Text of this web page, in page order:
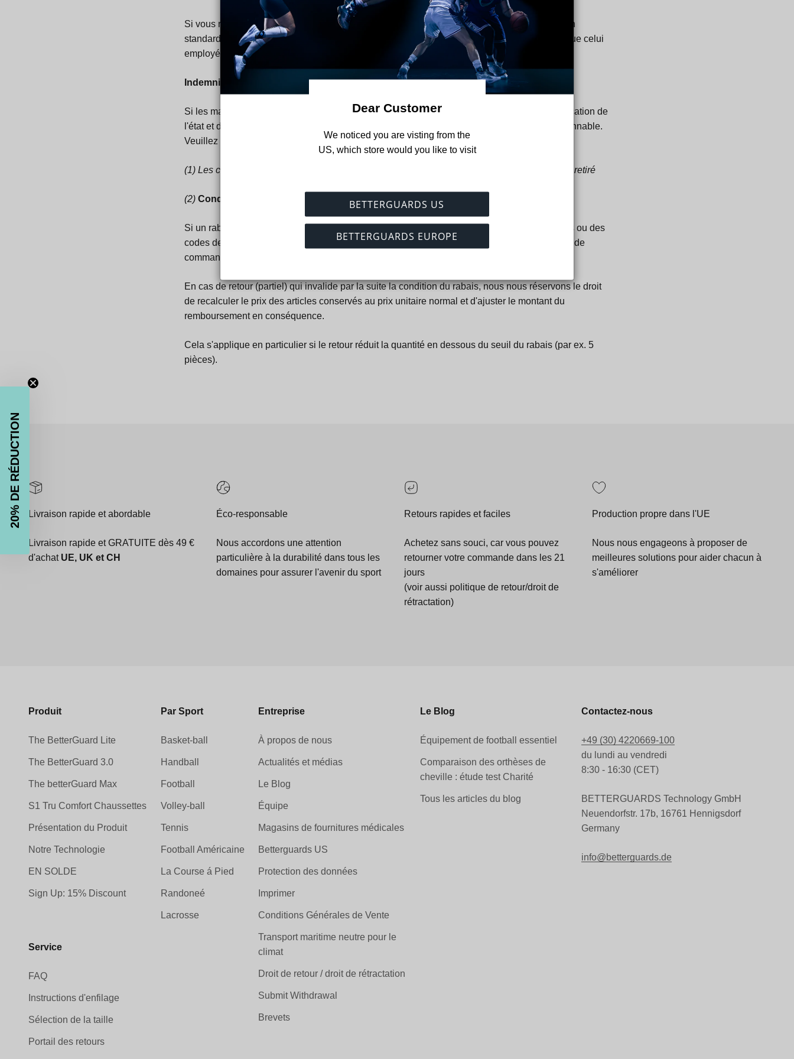
Si vous retournez les marchandises, nous rembourserons tous les frais (y compris l'expédition
standard) après avoir inspecté les articles
. Nous utiliserons le même mode de paiement que celui
employé pour votre achat initial.
Indemnisation pour perte de valeur
Si les marchandises perdent de la valeur en raison d'une utilisation allant au-delà de la vérification de
l'état et du fonctionnement, nous nous réservons le droit de réclamer une indemnisation raisonnable.
Veuillez manipuler les articles comme vous le feriez en magasin.
(1) Les chaussettes ne peuvent pas être échangées une fois l'emballage du produit ouvert ou retiré
(2) Conditions du rabais sur quantité pour les retours partiels
Si un rabais sur la quantité a été accordé lors de l'achat (par ex. via une tarification par paliers ou des
codes de réduction), ce rabais n'est valable que si la quantité minimale ou la valeur minimale de
commande indiquée dans l'offre est respectée.
En cas de retour (partiel) qui invalide par la suite la condition du rabais, nous nous réservons le droit
de recalculer le prix des articles conservés au prix unitaire normal et d'ajuster le montant du
remboursement en conséquence.
Cela s'applique en particulier si le retour réduit la quantité en dessous du seuil du rabais (par ex. 5
pièces).
Livraison rapide et abordable
Livraison rapide et GRATUITE dès 49 €
d'achat UE, UK et CH
Éco-responsable
Nous accordons une attention
particulière à la durabilité dans tous les
domaines pour assurer l'avenir du sport
Retours rapides et faciles
Achetez sans souci, car vous pouvez
retourner votre commande dans les 21
jours
(voir aussi politique de retour/droit de
rétractation)
Production propre dans l'UE
Nous nous engageons à proposer de
meilleures solutions pour aider chacun à
s'améliorer
Produit
The BetterGuard Lite
The BetterGuard 3.0
The betterGuard Max
S1 Tru Comfort Chaussettes
Présentation du Produit
Notre Technologie
EN SOLDE
Sign Up: 15% Discount
Service
FAQ
Instructions d'enfilage
Sélection de la taille
Portail des retours
Par Sport
Basket-ball
Handball
Football
Volley-ball
Tennis
Football Américaine
La Course á Pied
Randoneé
Lacrosse
Entreprise
À propos de nous
Actualités et médias
Le Blog
Équipe
Magasins de fournitures médicales
Betterguards US
Protection des données
Imprimer
Conditions Générales de Vente
Transport maritime neutre pour le
climat
Droit de retour / droit de rétractation
Submit Withdrawal
Brevets
Le Blog
Équipement de football essentiel
Comparaison des orthèses de
cheville : étude test Charité
Tous les articles du blog
Contactez-nous
+49 (30) 4220669-100
du lundi au vendredi
8:30 - 16:30 (CET)
BETTERGUARDS Technology GmbH
Neuendorfstr. 17b, 16761 Hennigsdorf
Germany
info@betterguards.de
Dear Customer
US, which store would you like to visit
BETTERGUARDS US
BETTERGUARDS EUROPE
20% DE RÉDUCTION